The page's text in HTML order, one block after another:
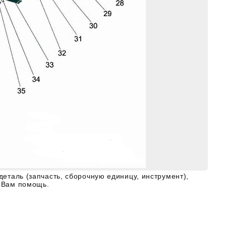
(запчасть, сборочную единицу, инструмент),
Вам помощь.